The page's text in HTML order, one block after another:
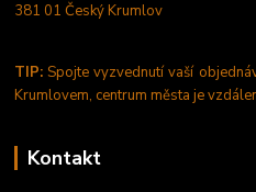
381 01 Český Krumlov
TIP: Spojte vyzvednutí vaší
Krumlovem, centrum města je
Kontakt